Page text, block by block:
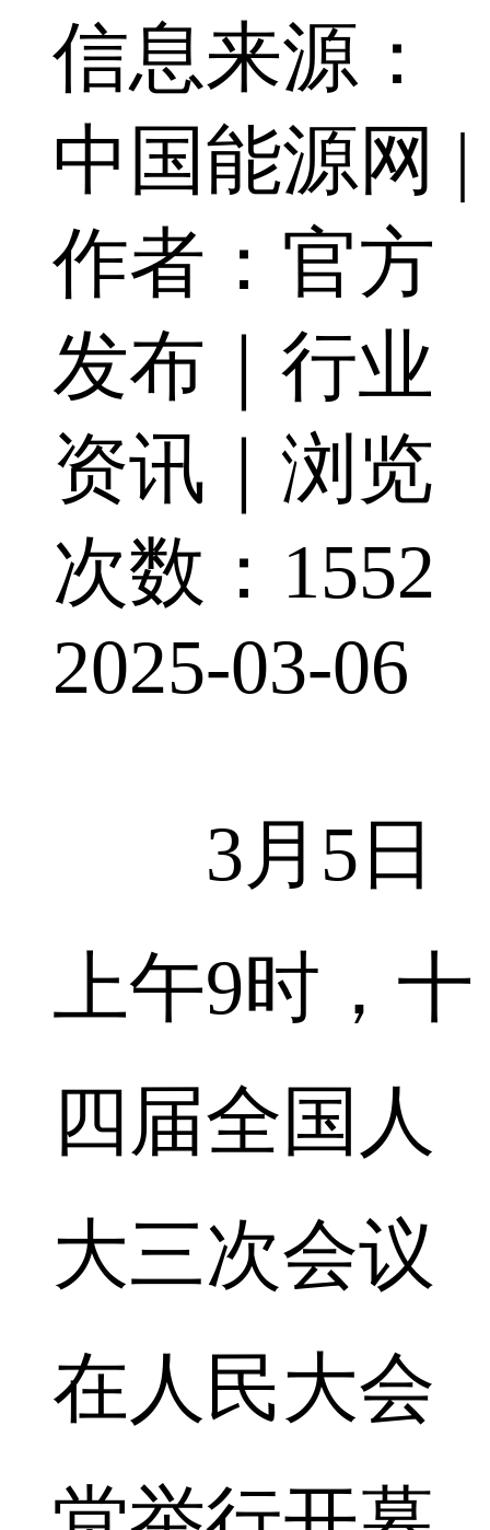
信息来源：
中国能源网 |
作者：官方
发布｜行业
资讯｜浏览
次数：1552
2025-03-06
3月5日
上午9时，十
四届全国人
大三次会议
在人民大会